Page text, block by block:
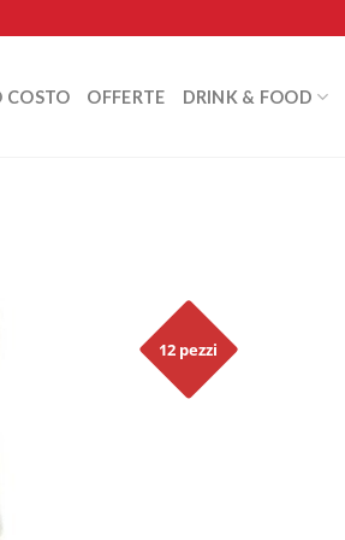
COSTO OFFERTE DRINK & FOOD
12 pezzi